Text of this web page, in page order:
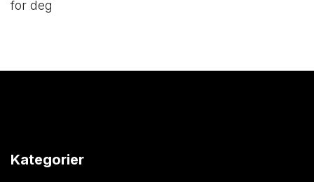
for deg
Kategorier